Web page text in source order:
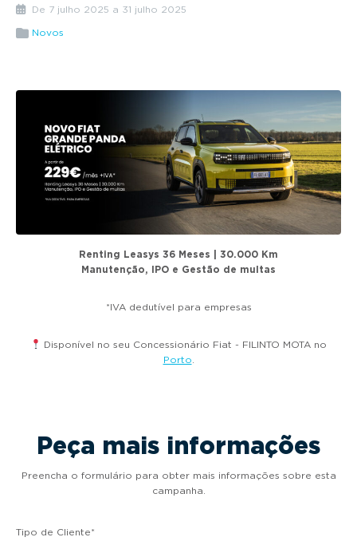
g
a
o
De 7 julho 2025 a 31 julho 2025
Novos
Renting Leasys 36 Meses | 30.000 Km
Manutenção, IPO e Gestão de multas
*IVA dedutível para empresas
Disponível no seu Concessionário Fiat - FILINTO MOTA no
Porto.
Peça mais informações
Preencha o formulário para obter mais informações sobre esta
campanha.
Tipo de Cliente*